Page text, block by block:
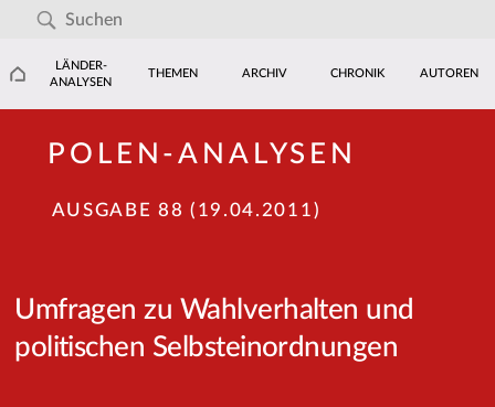
LÄNDER-
ANALYSEN
THEMEN ARCHIV CHRONIK AUTOREN
POLEN-ANALYSEN
AUSGABE 88 (19.04.2011)
Umfragen zu Wahlverhalten und
politischen Selbsteinordnungen